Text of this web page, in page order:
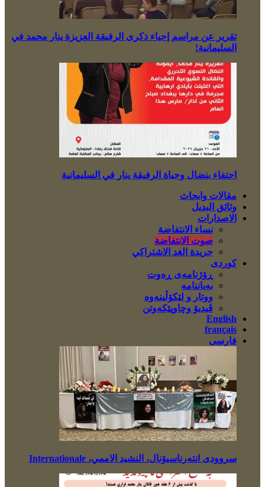
تقرير عن مراسم إحياء ذكرى الرفيقة العزيزة ينار محمد في
السليمانية!
احتفاء بنضال وحياة الرفيقة ينار في السليمانية
مقالات وابحاث
وثائق البديل
الاصدارات
نساء الانتفاضة
صوت الانتفاضة
جريدة الغد الاشتراكي
کوردی
ڕۆژنامەی ڕەوت
بەیاننامە
ووتار و لێکۆڵینەوە
ڤیدیۆ وچاوپێکەوتن
English
français
فارسی
سروودی انتەرناسیۆنال، النشيد الاممي، Internationale